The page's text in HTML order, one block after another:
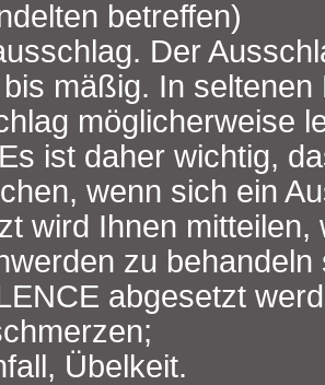
betreffen)
Der
bis mäßig. In
möglicherweise
ist daher wichtig,
wenn sich ein
wird Ihnen mitteilen,
zu behandeln
abgesetzt
Übelkeit.